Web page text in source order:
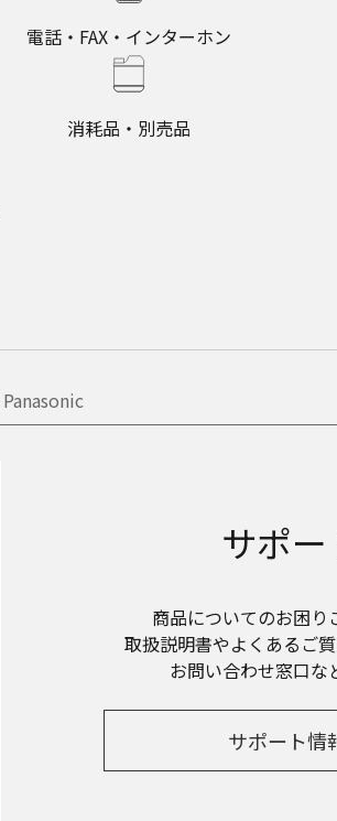
電話・FAX・インターホン
消耗品・別売品
サポ
商品についてのお困り
取扱説明書やよくあるご
お問い合わせ窓口な
サポート情